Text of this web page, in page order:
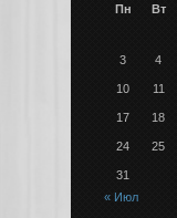
Пн Вт
3 4
10 11
17 18
24 25
31
« Июл